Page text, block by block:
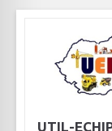
UTIL-